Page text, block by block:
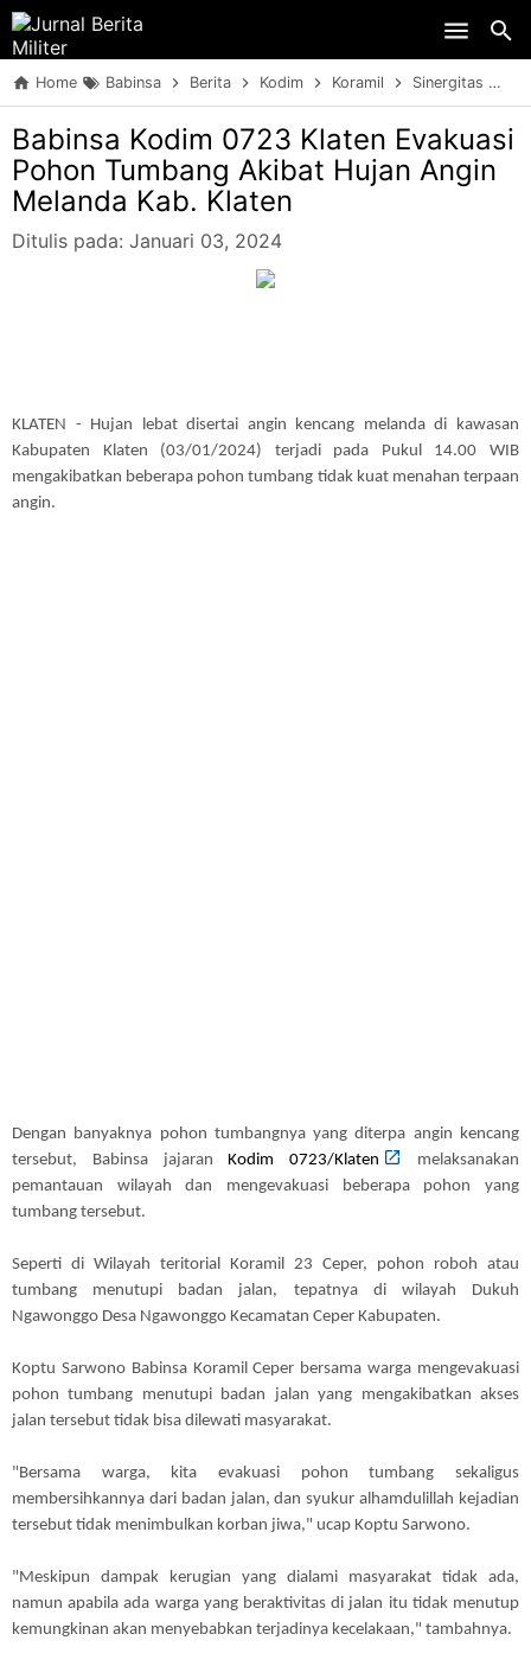
Home Babinsa Berita Kodim Koramil Sinergitas
Babinsa Kodim 0723 Klaten Evakuasi
Pohon Tumbang Akibat Hujan Angin
Melanda Kab. Klaten
Ditulis pada: Januari 03, 2024
KLATEN - Hujan lebat disertai angin kencang melanda di kawasan
Kabupaten Klaten (03/01/2024) terjadi pada Pukul 14.00 WIB
mengakibatkan beberapa pohon tumbang tidak kuat menahan terpaan
angin.
Dengan banyaknya pohon tumbangnya yang diterpa angin kencang
tersebut, Babinsa jajaranKodim 0723/Klaten
melaksanakan
pemantauan wilayah dan mengevakuasi beberapa pohon yang
tumbang tersebut.
Seperti di Wilayah teritorial Koramil 23 Ceper, pohon roboh atau
tumbang menutupi badan jalan, tepatnya di wilayah Dukuh
Ngawonggo Desa Ngawonggo Kecamatan Ceper Kabupaten.
Koptu Sarwono Babinsa Koramil Ceper bersama warga mengevakuasi
pohon tumbang menutupi badan jalan yang mengakibatkan akses
jalan tersebut tidak bisa dilewati masyarakat.
"Bersama warga, kita evakuasi pohon tumbang sekaligus
membersihkannya dari badan jalan, dan syukur alhamdulillah kejadian
tersebut tidak menimbulkan korban jiwa," ucap Koptu Sarwono.
"Meskipun dampak kerugian yang dialami masyarakat tidak ada,
namun apabila ada warga yang beraktivitas di jalan itu tidak menutup
kemungkinan akan menyebabkan terjadinya kecelakaan," tambahnya.